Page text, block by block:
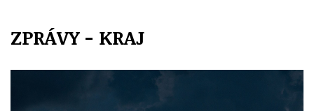
Politika
Kultura
Společnost
ZPRÁVY - KRAJ